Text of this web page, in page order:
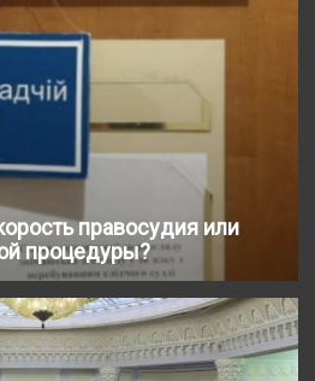
правосудия или
процедуры?